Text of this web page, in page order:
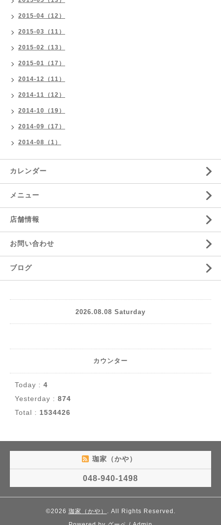
2015-04（12）
2015-03（11）
2015-02（13）
2015-01（17）
2014-12（11）
2014-11（12）
2014-10（19）
2014-09（17）
2014-08（1）
カレンダー
メニュー
店舗情報
お問い合わせ
ブログ
2026.08.08 Saturday
カウンター
Today : 4
Yesterday : 874
Total : 1534426
珈家（かや）
048-940-1498
©2026 珈家（かや）
. All Rights Reserved.